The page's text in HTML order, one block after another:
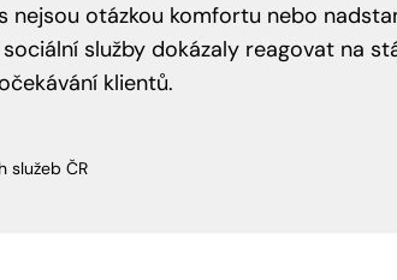
nejsou otázkou komfortu nebo
služby dokázaly reagovat na
klientů.
služeb ČR